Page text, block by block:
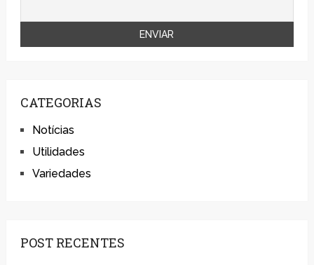
CATEGORIAS
Notícias
Utilidades
Variedades
POST RECENTES